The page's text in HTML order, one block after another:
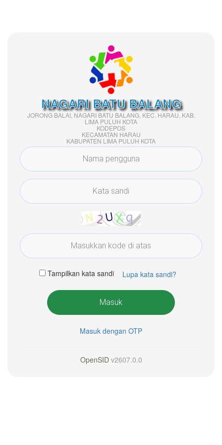
NAGARI BATU BALANG
JORONG BALAI, NAGARI BATU BALANG, KEC. HARAU, KAB.
LIMA PULUH KOTA
KODEPOS
KECAMATAN HARAU
KABUPATEN LIMA PULUH KOTA
Tampilkan kata sandi Lupa kata sandi?
Masuk
Masuk dengan OTP
OpenSIDv2607.0.0